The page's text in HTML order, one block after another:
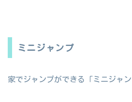
ミニジャンプ
家でジャンプができる「ミニジャン